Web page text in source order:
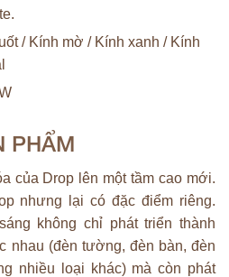
/ Kính mờ / Kính xanh / Kính
PHẨM
của Drop lên một tầm cao mới.
nhưng lại có đặc điểm riêng.
không chỉ phát triển thành
nhau (đèn tường, đèn bàn, đèn
nhiều loại khác) mà còn phát